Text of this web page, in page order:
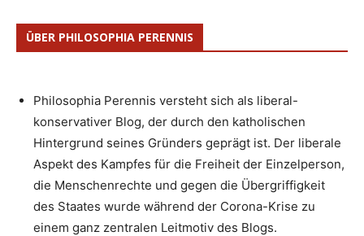
ÜBER PHILOSOPHIA PERENNIS
Philosophia Perennis versteht sich als liberal-
konservativer Blog, der durch den katholischen
Hintergrund seines Gründers geprägt ist. Der liberale
Aspekt des Kampfes für die Freiheit der Einzelperson,
die Menschenrechte und gegen die Übergriffigkeit
des Staates wurde während der Corona-Krise zu
einem ganz zentralen Leitmotiv des Blogs.